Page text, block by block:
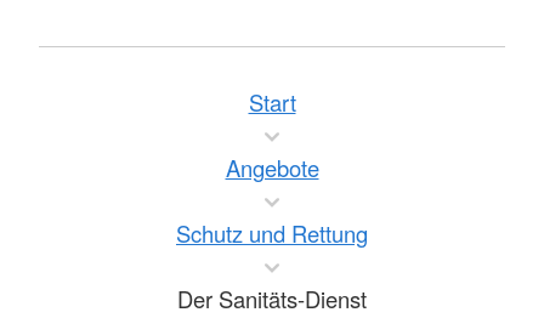
Start
Angebote
Schutz und Rettung
Der Sanitäts-Dienst